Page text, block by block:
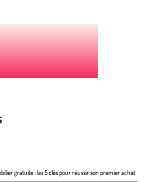
gratuite : les 5 clés pour réussir son premier achat